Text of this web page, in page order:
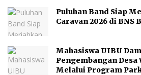
Puluhan Band Siap
Caravan 2026 di BNS
Mahasiswa UIBU
Pengembangan
Melalui Program